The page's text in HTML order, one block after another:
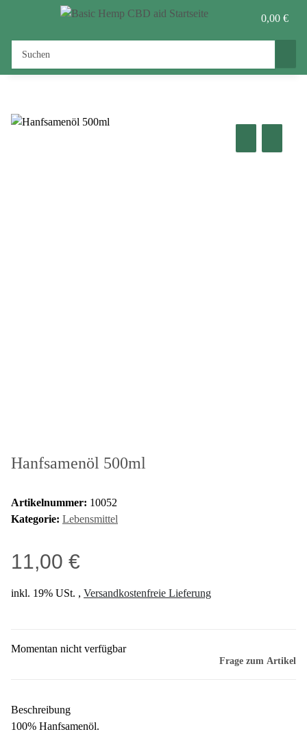
0,00 €
Hanfsamenöl 500ml
Artikelnummer: 10052
Kategorie: Lebensmittel
11,00 €
inkl. 19% USt. , Versandkostenfreie Lieferung
Momentan nicht verfügbar
Frage zum Artikel
Beschreibung
100% Hanfsamenöl.